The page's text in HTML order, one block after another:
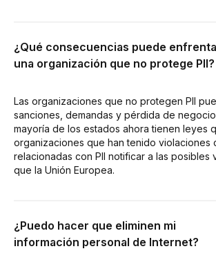
¿Qué consecuencias puede
una organización que no protege PII?
Las organizaciones que no protegen PII
sanciones, demandas y pérdida de
mayoría de los estados ahora tienen leyes
organizaciones que han tenido violaciones
relacionadas con PII notificar a las posibles
que la Unión Europea.
¿Puedo hacer que eliminen mi
información personal de Internet?